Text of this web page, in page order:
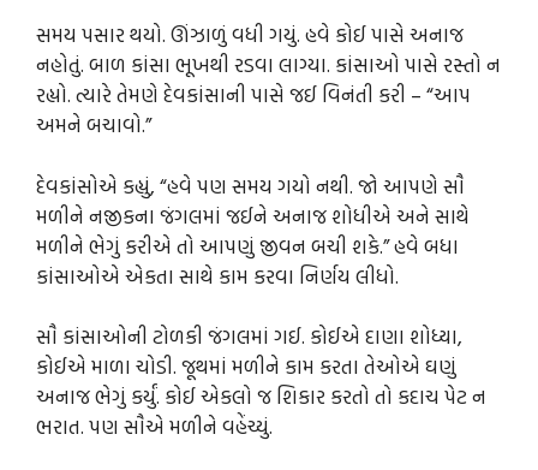
સમય પસાર થયો. ઊંઝાળું વધી ગયું. હવે કોઈ પાસે અનાજ
નહોતું. બાળ કાંસા ભૂખથી રડવા લાગ્યા. કાંસાઓ પાસે રસ્તો ન
રહ્યો. ત્યારે તેમણે દેવકાંસાની પાસે જઈ વિનંતી કરી – “આપ
અમને બચાવો.”
દેવકાંસોએ કહ્યું, “હવે પણ સમય ગયો નથી. જો આપણે સૌ
મળીને નજીકના જંગલમાં જઈને અનાજ શોધીએ અને સાથે
મળીને ભેગું કરીએ તો આપણું જીવન બચી શકે.” હવે બધા
કાંસાઓએ એકતા સાથે કામ કરવા નિર્ણય લીધો.
સૌ કાંસાઓની ટોળકી જંગલમાં ગઈ. કોઈએ દાણા શોધ્યા,
કોઈએ માળા ચોડી. જૂથમાં મળીને કામ કરતા તેઓએ ઘણું
અનાજ ભેગું કર્યું. કોઈ એકલો જ શિકાર કરતો તો કદાચ પેટ ન
ભરાત. પણ સૌએ મળીને વહેંચ્યું.